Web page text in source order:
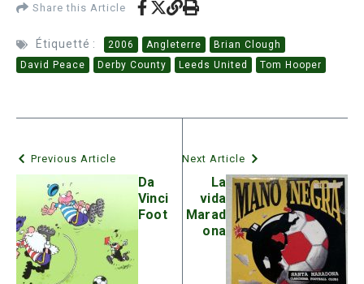
Share this Article
Étiquetté : 2006 Angleterre
Brian Clough
David Peace
Derby County Leeds United Tom Hooper
Previous Article
Da
Vinci
Foot
Next Article
La
vida
Marad
ona